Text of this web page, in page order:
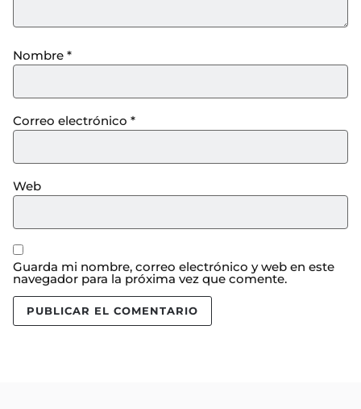
Nombre *
Correo electrónico *
Web
Guarda mi nombre, correo electrónico y web en este
navegador para la próxima vez que comente.